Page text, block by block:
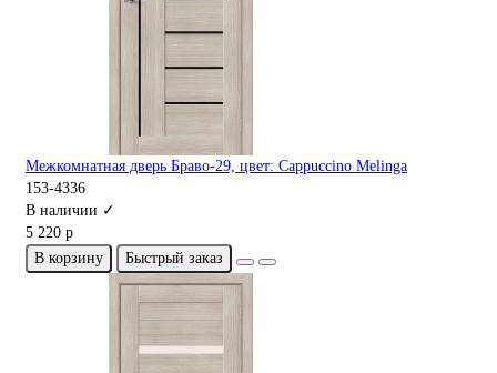
Межкомнатная дверь Браво-29, цвет: Cappuccino Melinga
153-4336
В наличии ✓
5 220 р
В корзину
Быстрый заказ